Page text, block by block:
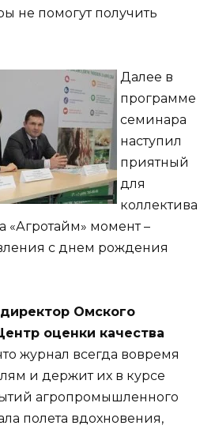
не помогут получить
Далее в
программе
семинара
наступил
приятный
для
коллектива
«Агротайм» момент –
с днем рождения
Омского
оценки качества
журнал всегда вовремя
и держит их в курсе
агропромышленного
полета вдохновения,